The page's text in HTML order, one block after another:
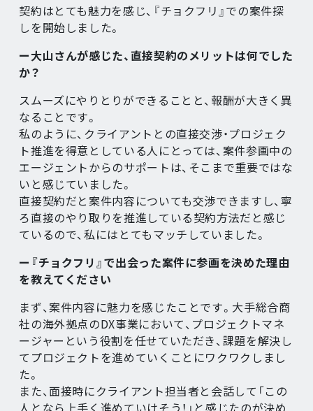
契約はとても魅力を感じ、『チョクフリ』での案件探
しを開始しました。
ー大山さんが感じた、直接契約のメリットは何でした
か？
スムーズにやりとりができることと、報酬が大きく異
なることです。
私のように、クライアントとの直接交渉・プロジェク
ト推進を得意としている人にとっては、案件参画中の
エージェントからのサポートは、そこまで重要ではな
いと感じていました。
直接契約だと案件内容についても交渉できますし、寧
ろ直接のやり取りを推進している契約方法だと感じ
ているので、私にはとてもマッチしていました。
ー『チョクフリ』で出会った案件に参画を決めた理由
を教えてください
まず、案件内容に魅力を感じたことです。大手総合商
社の海外拠点のDX事業において、プロジェクトマネ
ージャーという役割を任せていただき、課題を解決し
てプロジェクトを進めていくことにワクワクしまし
た。
また、面接時にクライアント担当者と会話して「この
人となら上手く進めていけそう！」と感じたのが決め